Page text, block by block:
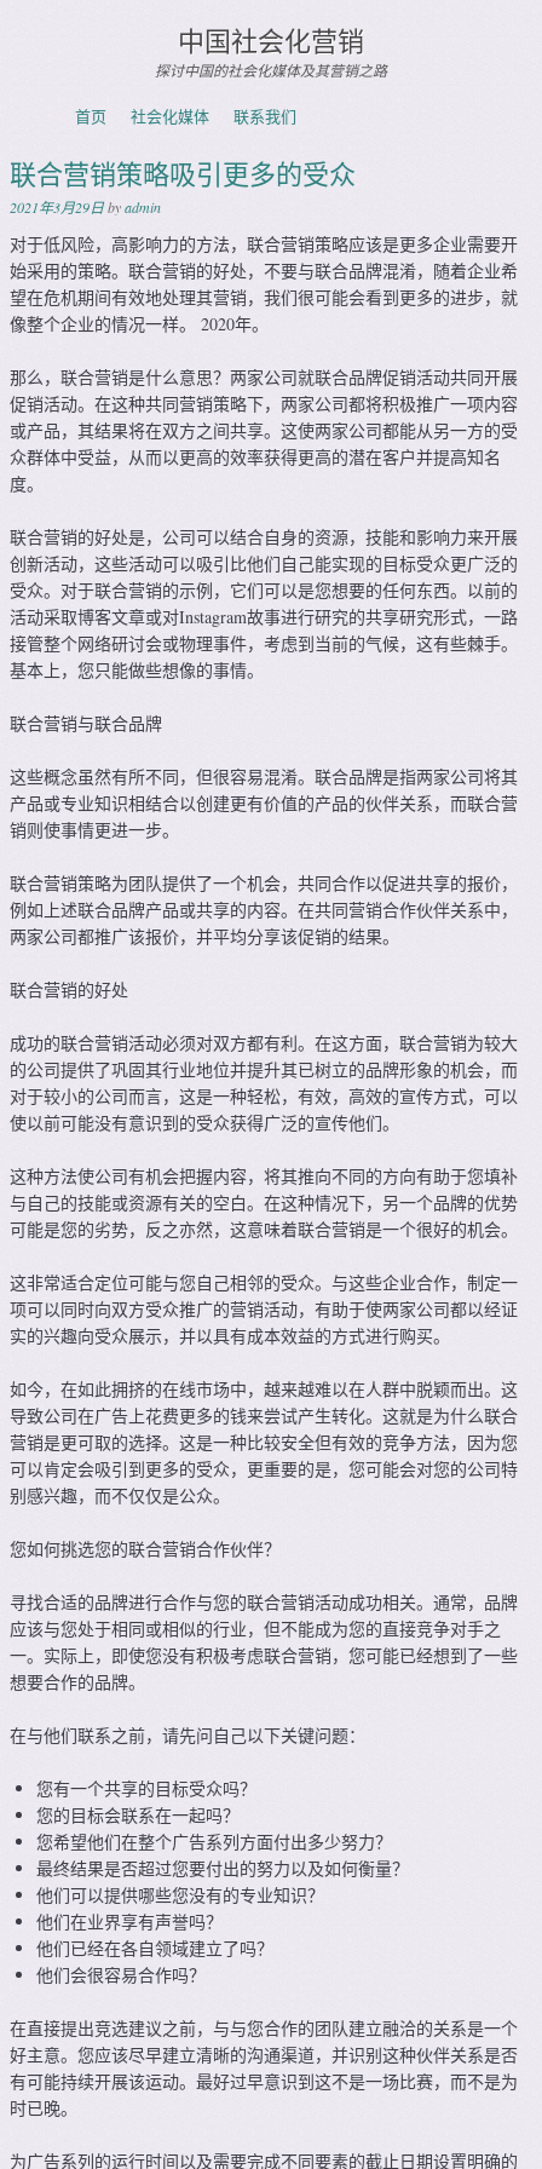
中国社会化营销
探讨中国的社会化媒体及其营销之路
Menu
Skip to content
首页 社会化媒体 联系我们
联合营销策略吸引更多的受众
2021年3月29日byadmin
对于低风险，高影响力的方法，联合营销策略应该是更多企业需要开
始采用的策略。联合营销的好处，不要与联合品牌混淆，随着企业希
望在危机期间有效地处理其营销，我们很可能会看到更多的进步，就
像整个企业的情况一样。 2020年。
那么，联合营销是什么意思？两家公司就联合品牌促销活动共同开展
促销活动。在这种共同营销策略下，两家公司都将积极推广一项内容
或产品，其结果将在双方之间共享。这使两家公司都能从另一方的受
众群体中受益，从而以更高的效率获得更高的潜在客户并提高知名
度。
联合营销的好处是，公司可以结合自身的资源，技能和影响力来开展
创新活动，这些活动可以吸引比他们自己能实现的目标受众更广泛的
受众。对于联合营销的示例，它们可以是您想要的任何东西。以前的
活动采取博客文章或对Instagram故事进行研究的共享研究形式，一路
接管整个网络研讨会或物理事件，考虑到当前的气候，这有些棘手。
基本上，您只能做些想像的事情。
联合营销与联合品牌
这些概念虽然有所不同，但很容易混淆。联合品牌是指两家公司将其
产品或专业知识相结合以创建更有价值的产品的伙伴关系，而联合营
销则使事情更进一步。
联合营销策略为团队提供了一个机会，共同合作以促进共享的报价，
例如上述联合品牌产品或共享的内容。在共同营销合作伙伴关系中，
两家公司都推广该报价，并平均分享该促销的结果。
联合营销的好处
成功的联合营销活动必须对双方都有利。在这方面，联合营销为较大
的公司提供了巩固其行业地位并提升其已树立的品牌形象的机会，而
对于较小的公司而言，这是一种轻松，有效，高效的宣传方式，可以
使以前可能没有意识到的受众获得广泛的宣传他们。
这种方法使公司有机会把握内容，将其推向不同的方向有助于您填补
与自己的技能或资源有关的空白。在这种情况下，另一个品牌的优势
可能是您的劣势，反之亦然，这意味着联合营销是一个很好的机会。
这非常适合定位可能与您自己相邻的受众。与这些企业合作，制定一
项可以同时向双方受众推广的营销活动，有助于使两家公司都以经证
实的兴趣向受众展示，并以具有成本效益的方式进行购买。
如今，在如此拥挤的在线市场中，越来越难以在人群中脱颖而出。这
导致公司在广告上花费更多的钱来尝试产生转化。这就是为什么联合
营销是更可取的选择。这是一种比较安全但有效的竞争方法，因为您
可以肯定会吸引到更多的受众，更重要的是，您可能会对您的公司特
别感兴趣，而不仅仅是公众。
您如何挑选您的联合营销合作伙伴？
寻找合适的品牌进行合作与您的联合营销活动成功相关。通常，品牌
应该与您处于相同或相似的行业，但不能成为您的直接竞争对手之
一。实际上，即使您没有积极考虑联合营销，您可能已经想到了一些
想要合作的品牌。
在与他们联系之前，请先问自己以下关键问题：
您有一个共享的目标受众吗？
您的目标会联系在一起吗？
您希望他们在整个广告系列方面付出多少努力？
最终结果是否超过您要付出的努力以及如何衡量？
他们可以提供哪些您没有的专业知识？
他们在业界享有声誉吗？
他们已经在各自领域建立了吗？
他们会很容易合作吗？
在直接提出竞选建议之前，与与您合作的团队建立融洽的关系是一个
好主意。您应该尽早建立清晰的沟通渠道，并识别这种伙伴关系是否
有可能持续开展该运动。最好过早意识到这不是一场比赛，而不是为
时已晚。
为广告系列的运行时间以及需要完成不同要素的截止日期设置明确的